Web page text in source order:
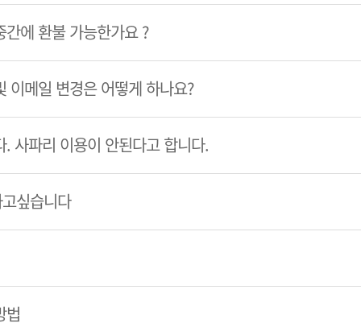
에 환불 가능한가요 ?
이메일 변경은 어떻게 하나요?
사파리 이용이 안된다고 합니다.
싶습니다
법